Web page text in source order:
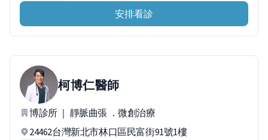
安排看診
柯博仁醫師
博診所 ｜ 靜脈曲張 ．微創治療
24462台灣新北市林口區民富街91號1樓